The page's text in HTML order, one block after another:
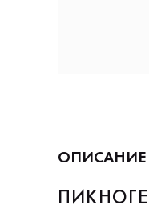
ОПИСАНИЕ